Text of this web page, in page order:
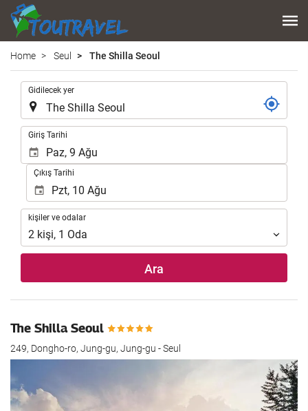
Home Seul The Shilla Seoul
Gidilecek yer
Giriş Tarihi
Çıkış Tarihi
kişiler
ve
odalar
kişiler ve odalar
2 kişi, 1 Oda
Ara
The Shilla Seoul
249, Dongho-ro, Jung-gu, Jung-gu - Seul